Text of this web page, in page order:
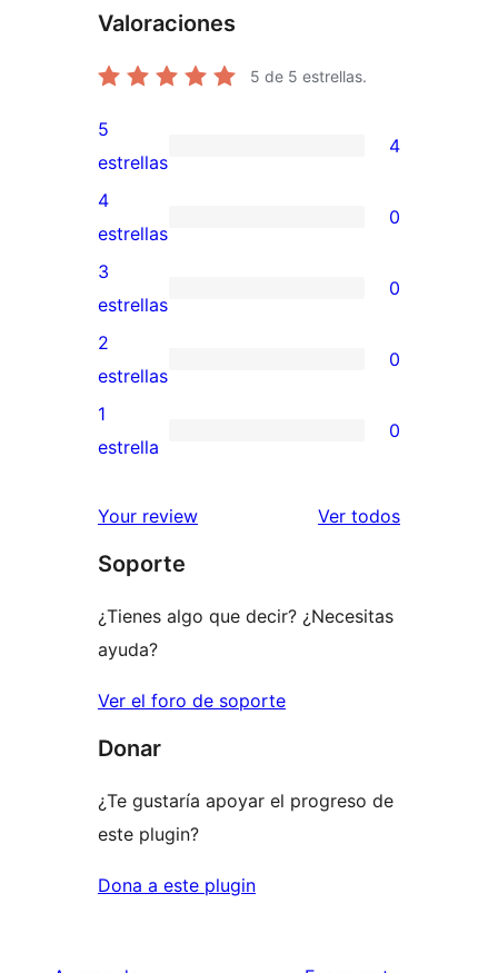
Valoraciones
5 de 5 estrellas.
4
valoraciones
de
5
estrellas
5
estrellas
4
0
valoraciones
de
4
estrellas
4
estrellas
0
0
valoraciones
de
3
estrellas
3
estrellas
0
0
valoraciones
de
estrellas
2
estrellas
0
0
de
estrellas
1
estrella
0
Your review Ver todoslos
Soporte
¿Tienes algo que decir? ¿Necesitas
ayuda?
Ver el foro de soporte
Donar
¿Te gustaría apoyar el progreso de
este plugin?
Dona a este plugin